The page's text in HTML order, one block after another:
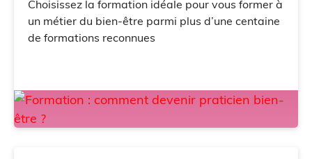
Choisissez la formation idéale pour vous former à
un métier du bien-être parmi plus d’une centaine
de formations reconnues